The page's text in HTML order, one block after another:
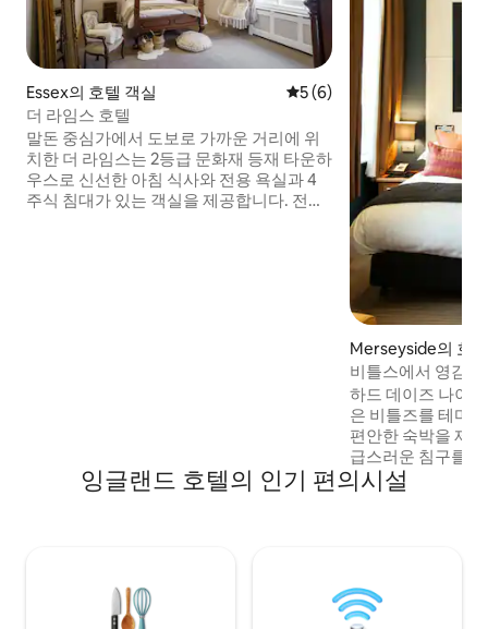
Essex의 호텔 객실 평점 5점(5점 만점), 후기 6
5 (6)
더 라임스 호텔
말돈 중심가에서 도보로 가까운 거리에 위
치한 더 라임스는 2등급 문화재 등재 타운하
우스로 신선한 아침 식사와 전용 욕실과 4
주식 침대가 있는 객실을 제공합니다. 전용
Merseyside의 호
비틀스에서 영감
하드 데이즈 나이
은 비틀즈를 테마
편안한 숙박을 제
급스러운 침구를
서 영감을 받은 예
TV, 차와 커피 메
특하고 기억에 남
잉글랜드 호텔의 인기 편의시설